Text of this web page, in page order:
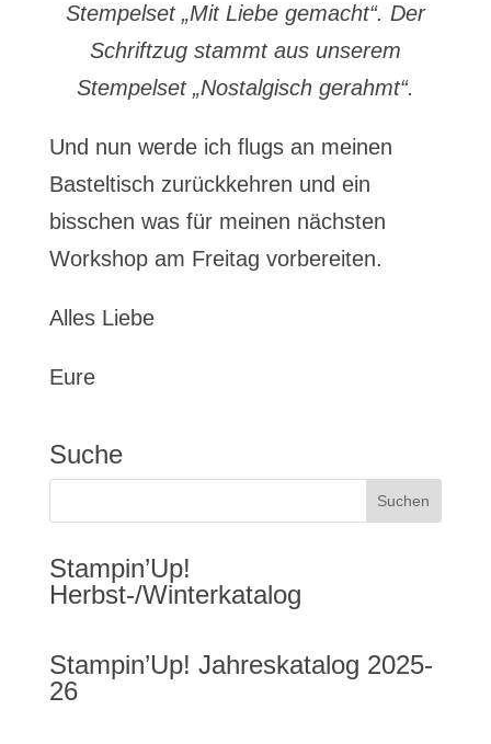
Stempelset „Mit Liebe gemacht“. Der
Schriftzug stammt aus unserem
Stempelset „Nostalgisch gerahmt“.
Und nun werde ich flugs an meinen
Basteltisch zurückkehren und ein
bisschen was für meinen nächsten
Workshop am Freitag vorbereiten.
Alles Liebe
Eure
Suche
Stampin’Up!
Herbst-/Winterkatalog
Stampin’Up! Jahreskatalog 2025-
26